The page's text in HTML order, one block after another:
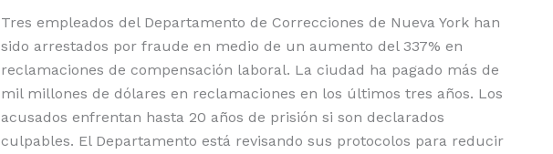
Tres empleados del Departamento de Correcciones de Nueva York han
sido arrestados por fraude en medio de un aumento del 337% en
reclamaciones de compensación laboral. La ciudad ha pagado más de
mil millones de dólares en reclamaciones en los últimos tres años. Los
acusados enfrentan hasta 20 años de prisión si son declarados
culpables. El Departamento está revisando sus protocolos para reducir